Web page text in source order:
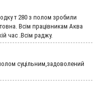
т 280 з полом зробили
Всім працівникам Аква
час .Всім раджу.
суцільним,задоволений